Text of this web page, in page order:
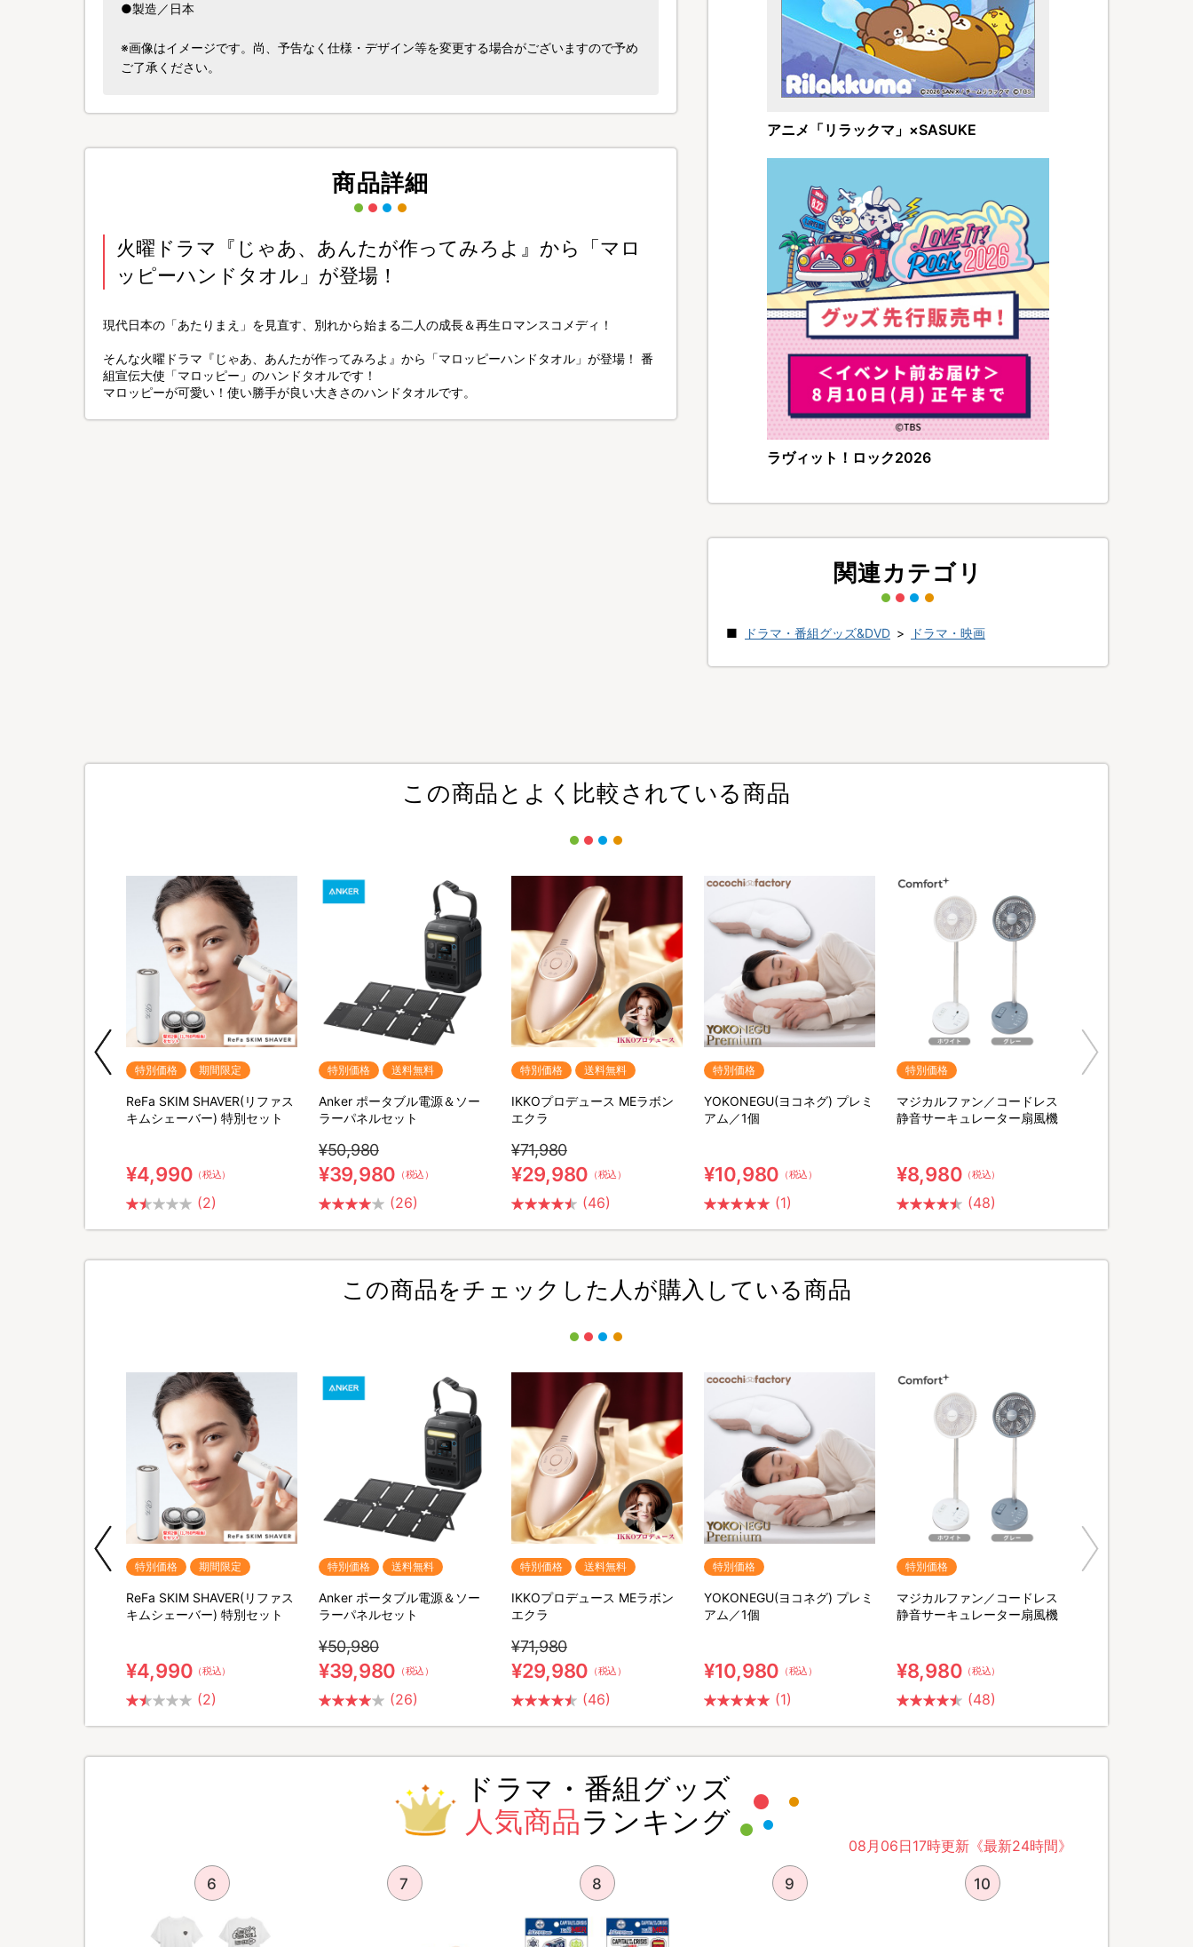
●製造／日本
※画像はイメージです。尚、予告なく仕様・デザイン等を変更する場合がございますので予め
ご了承ください。
商品詳細
火曜ドラマ『じゃあ、あんたが作ってみろよ』から「マロ
ッピーハンドタオル」が登場！
現代日本の「あたりまえ」を見直す、別れから始まる二人の成長＆再生ロマンスコメディ！
そんな火曜ドラマ『じゃあ、あんたが作ってみろよ』から「マロッピーハンドタオル」が登場！ 番
組宣伝大使「マロッピー」のハンドタオルです！
マロッピーが可愛い！使い勝手が良い大きさのハンドタオルです。
アニメ「リラックマ」×SASUKE
ラヴィット！ロック2026
関連カテゴリ
ドラマ・番組グッズ&DVD > ドラマ・映画
この商品とよく比較されている商品
特別価格 期間限定
ReFa SKIM SHAVER(リファス
キムシェーバー) 特別セット
¥4,990 （税込）
(2)
特別価格 送料無料
Anker ポータブル電源＆ソー
ラーパネルセット
¥50,980
¥39,980 （税込）
(26)
特別価格 送料無料
IKKOプロデュース MEラボン
エクラ
¥71,980
¥29,980 （税込）
(46)
特別価格
YOKONEGU(ヨコネグ) プレミ
アム／1個
¥10,980 （税込）
(1)
特別価格
マジカルファン／コードレス
静音サーキュレーター扇風機
¥8,980 （税込）
(48)
この商品をチェックした人が購入している商品
特別価格 期間限定
ReFa SKIM SHAVER(リファス
キムシェーバー) 特別セット
¥4,990 （税込）
(2)
特別価格 送料無料
Anker ポータブル電源＆ソー
ラーパネルセット
¥50,980
¥39,980 （税込）
(26)
特別価格 送料無料
IKKOプロデュース MEラボン
エクラ
¥71,980
¥29,980 （税込）
(46)
特別価格
YOKONEGU(ヨコネグ) プレミ
アム／1個
¥10,980 （税込）
(1)
特別価格
マジカルファン／コードレス
静音サーキュレーター扇風機
¥8,980 （税込）
(48)
ドラマ・番組グッズ
人気商品ランキング
08月06日17時更新《最新24時間》
6 7 8 9 10